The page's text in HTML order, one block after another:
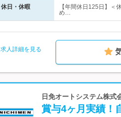
休日・休暇
【年間休日125日】
め…
求人詳細を見る
日免オートシステム株式
賞与4ヶ月実績！